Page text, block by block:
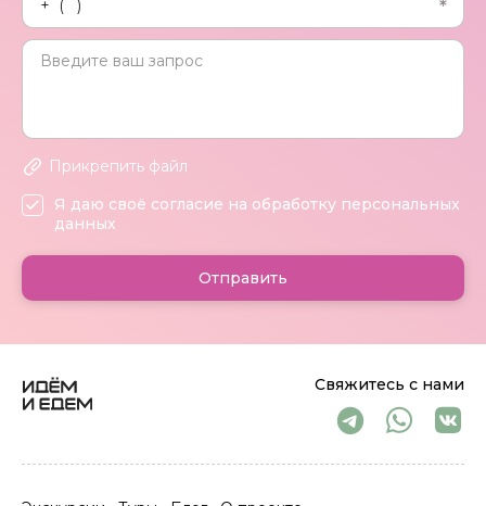
Свяжитесь с нами
Прикрепить файл
Я даю своё согласие на обработку персональных
данных
Отправить